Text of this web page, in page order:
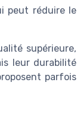
peut réduire le
supérieure,
leur durabilité
parfois